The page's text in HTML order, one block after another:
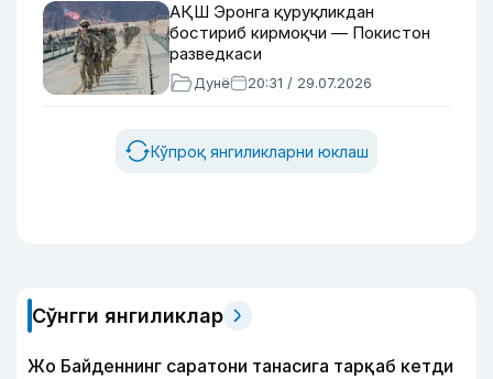
АҚШ Эронга қуруқликдан
бостириб кирмоқчи — Покистон
разведкаси
Дунё 20:31 / 29.07.2026
Кўпроқ янгиликларни юклаш
Сўнгги янгиликлар
Жо Байденнинг саратони танасига тарқаб кетди